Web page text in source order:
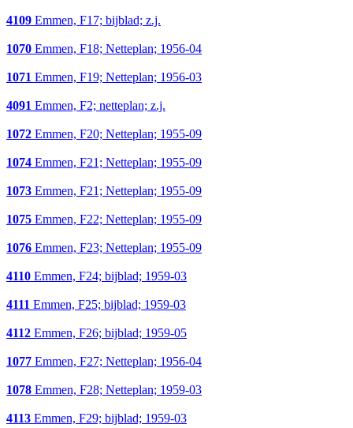
4109 Emmen, F17; bijblad; z.j.
1070 Emmen, F18; Netteplan; 1956-04
1071 Emmen, F19; Netteplan; 1956-03
4091 Emmen, F2; netteplan; z.j.
1072 Emmen, F20; Netteplan; 1955-09
1074 Emmen, F21; Netteplan; 1955-09
1073 Emmen, F21; Netteplan; 1955-09
1075 Emmen, F22; Netteplan; 1955-09
1076 Emmen, F23; Netteplan; 1955-09
4110 Emmen, F24; bijblad; 1959-03
4111 Emmen, F25; bijblad; 1959-03
4112 Emmen, F26; bijblad; 1959-05
1077 Emmen, F27; Netteplan; 1956-04
1078 Emmen, F28; Netteplan; 1959-03
4113 Emmen, F29; bijblad; 1959-03